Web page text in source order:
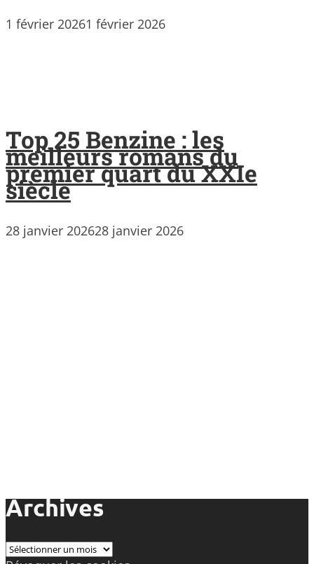
1 février 20261 février 2026
Top 25 Benzine : les
meilleurs romans du
premier quart du XXIe
siècle
28 janvier 202628 janvier 2026
Archives
Archives